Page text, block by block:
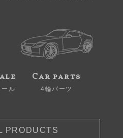
ール
Car parts
4輪パーツ
PRODUCTS